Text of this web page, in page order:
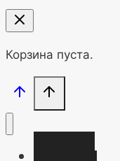
Корзина пуста.